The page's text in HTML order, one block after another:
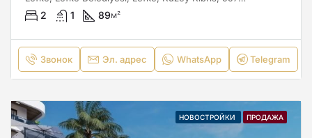
2 1 89м²
Звонок Эл. адрес WhatsApp Telegram
НОВОСТРОЙКИ ПРОДАЖА